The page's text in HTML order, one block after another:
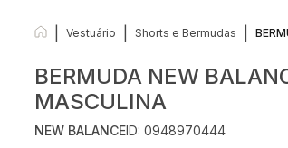
Vestuário Shorts e Bermudas
BERMUDA NEW
MASCULINA
NEW BALANCEID:0948970444